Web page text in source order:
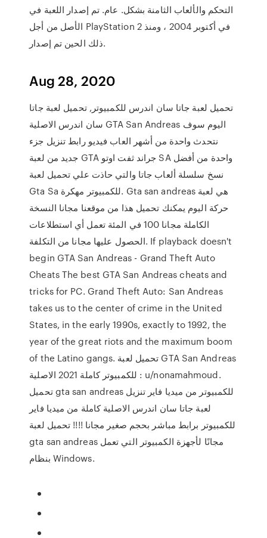
التحكم والألعاب الثامنة بشكل. عام. تم إصدار اللعبة في
الأصل من أجل PlayStation 2 في أكتوبر 2004 ، ومنذ
ذلك الحين تم إصدار.
Aug 28, 2020
تحميل لعبة جاتا سان اندرس للكمبيوتر, تحميل لعبة جاتا
سان اندرس الاصلية GTA San Andreas اليوم سوف
نتحدث واحدة من أشهر العاب فيديو رابط تنزيل جزء
جديد من لعبة GTA جراند ثفت اوتو SA واحدة من أفضل
نسخ سلسلة ألعاب جاتا والتي حاذت علي تحميل لعبة
Gta Sa للكمبيوتر مهكرة. Gta san andreas هي لعبة
حركة اليوم يمكنك تحميل هذا من موقعنا مجانا النسخة
الكاملة مجانا 100 في المئة تعمل أي استطلاعات
الحصول عليها مجانا من التكلفة. If playback doesn't
begin GTA San Andreas - Grand Theft Auto
Cheats The best GTA San Andreas cheats and
tricks for PC. Grand Theft Auto: San Andreas
takes us to the center of crime in the United
States, in the early 1990s, exactly to 1992, the
year of the great riots and the maximum boom
of the Latino gangs. تحميل لعبة GTA San Andreas
للكمبيوتر كاملة 2021 الاصلية : u/nonamahmoud.
تحميل gta san andreas للكمبيوتر من ميديا فاير تنزيل
لعبة جاتا سان اندرس الاصلية كاملة من ميديا فاير
للكمبيوتر برابط مباشر بحجم صغير مجانا !!!! تحميل لعبة
gta san andreas مجانًا لأجهزة الكمبيوتر التي تعمل
بنظام Windows.